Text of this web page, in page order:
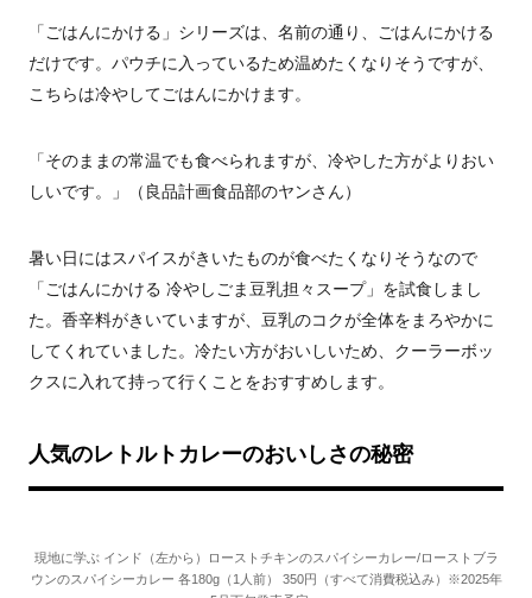
「ごはんにかける」シリーズは、名前の通り、ごはんにかける
だけです。パウチに入っているため温めたくなりそうですが、
こちらは冷やしてごはんにかけます。
「そのままの常温でも食べられますが、冷やした方がよりおい
しいです。」（良品計画食品部のヤンさん）
暑い日にはスパイスがきいたものが食べたくなりそうなので
「ごはんにかける 冷やしごま豆乳担々スープ」を試食しまし
た。香辛料がきいていますが、豆乳のコクが全体をまろやかに
してくれていました。冷たい方がおいしいため、クーラーボッ
クスに入れて持って行くことをおすすめします。
人気のレトルトカレーのおいしさの秘密
現地に学ぶ インド（左から）ローストチキンのスパイシーカレー/ローストブラ
ウンのスパイシーカレー 各180g（1人前） 350円（すべて消費税込み）※2025年